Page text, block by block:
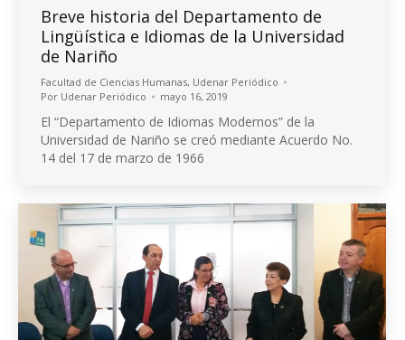
Breve historia del Departamento de
Lingüística e Idiomas de la Universidad
de Nariño
Facultad de Ciencias Humanas, Udenar Periódico
Por Udenar Periódico mayo 16, 2019
El “Departamento de Idiomas Modernos” de la
Universidad de Nariño se creó mediante Acuerdo No.
14 del 17 de marzo de 1966